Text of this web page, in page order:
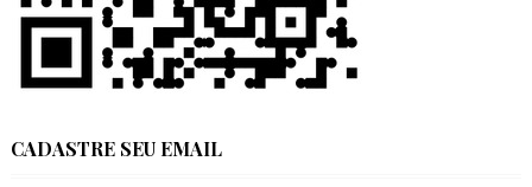
CADASTRE SEU EMAIL